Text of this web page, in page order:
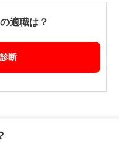
適職は？
断